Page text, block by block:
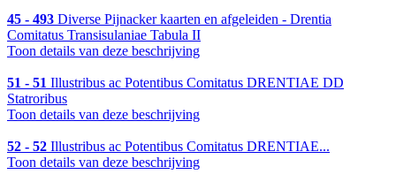
45 - 493 Diverse Pijnacker kaarten en afgeleiden - Drentia
Comitatus Transisulaniae Tabula II
Toon details van deze beschrijving
51 - 51 Illustribus ac Potentibus Comitatus DRENTIAE DD
Statroribus
Toon details van deze beschrijving
52 - 52 Illustribus ac Potentibus Comitatus DRENTIAE...
Toon details van deze beschrijving